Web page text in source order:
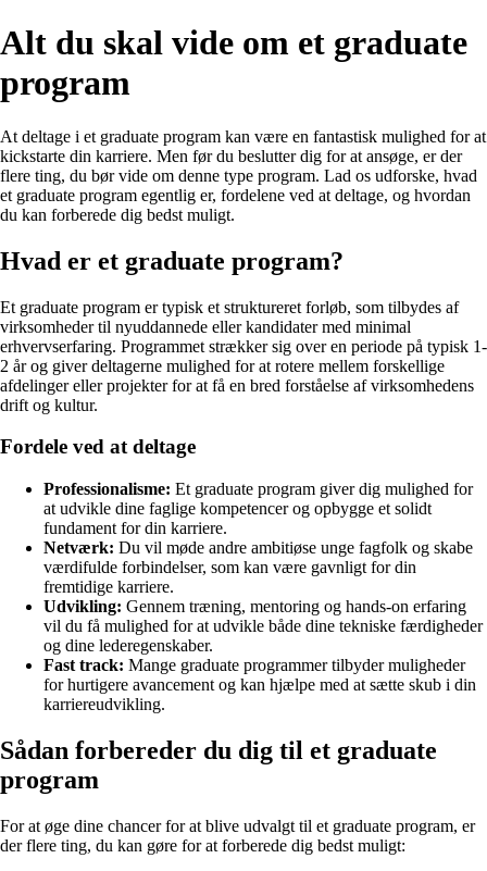
Alt du skal vide om et graduate
program
At deltage i et graduate program kan være en fantastisk mulighed for at
kickstarte din karriere. Men før du beslutter dig for at ansøge, er der
flere ting, du bør vide om denne type program. Lad os udforske, hvad
et graduate program egentlig er, fordelene ved at deltage, og hvordan
du kan forberede dig bedst muligt.
Hvad er et graduate program?
Et graduate program er typisk et struktureret forløb, som tilbydes af
virksomheder til nyuddannede eller kandidater med minimal
erhvervserfaring. Programmet strækker sig over en periode på typisk 1-
2 år og giver deltagerne mulighed for at rotere mellem forskellige
afdelinger eller projekter for at få en bred forståelse af virksomhedens
drift og kultur.
Fordele ved at deltage
Professionalisme: Et graduate program giver dig mulighed for
at udvikle dine faglige kompetencer og opbygge et solidt
fundament for din karriere.
Netværk: Du vil møde andre ambitiøse unge fagfolk og skabe
værdifulde forbindelser, som kan være gavnligt for din
fremtidige karriere.
Udvikling: Gennem træning, mentoring og hands-on erfaring
vil du få mulighed for at udvikle både dine tekniske færdigheder
og dine lederegenskaber.
Fast track: Mange graduate programmer tilbyder muligheder
for hurtigere avancement og kan hjælpe med at sætte skub i din
karriereudvikling.
Sådan forbereder du dig til et graduate
program
For at øge dine chancer for at blive udvalgt til et graduate program, er
der flere ting, du kan gøre for at forberede dig bedst muligt: